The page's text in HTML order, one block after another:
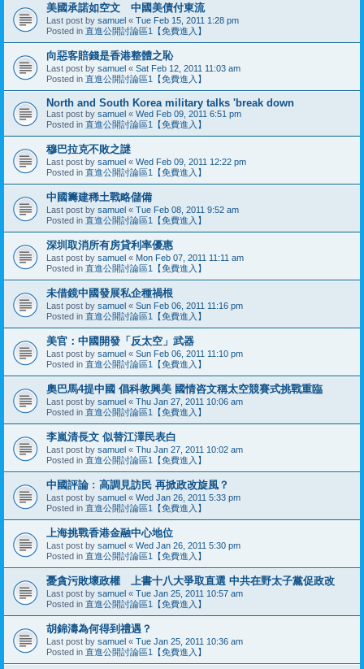
美國承諾如空文 中國美債付東流
Last post by samuel « Tue Feb 15, 2011 1:28 pm
Posted in 直進公開討論區1【免費進入】
向惡客賠錢是香港整體之恥
Last post by samuel « Sat Feb 12, 2011 11:03 am
Posted in 直進公開討論區1【免費進入】
North and South Korea military talks 'break down
Last post by samuel « Wed Feb 09, 2011 6:51 pm
Posted in 直進公開討論區1【免費進入】
穆巴拉克不敗之謎
Last post by samuel « Wed Feb 09, 2011 12:22 pm
Posted in 直進公開討論區1【免費進入】
中國籌建稀土戰略儲備
Last post by samuel « Tue Feb 08, 2011 9:52 am
Posted in 直進公開討論區1【免費進入】
深圳取消所有房貸利率優惠
Last post by samuel « Mon Feb 07, 2011 11:11 am
Posted in 直進公開討論區1【免費進入】
未借鏡中國發展私企種禍根
Last post by samuel « Sun Feb 06, 2011 11:16 pm
Posted in 直進公開討論區1【免費進入】
美官：中國開發「反太空」武器
Last post by samuel « Sun Feb 06, 2011 11:10 pm
Posted in 直進公開討論區1【免費進入】
奧巴馬4提中國 倡科教興美 國情咨文稱太空競賽式挑戰重臨
Last post by samuel « Thu Jan 27, 2011 10:06 am
Posted in 直進公開討論區1【免費進入】
李嵐清長文 似替江澤民表白
Last post by samuel « Thu Jan 27, 2011 10:02 am
Posted in 直進公開討論區1【免費進入】
中國評論﹕高調見訪民 再掀政改旋風？
Last post by samuel « Wed Jan 26, 2011 5:33 pm
Posted in 直進公開討論區1【免費進入】
上海挑戰香港金融中心地位
Last post by samuel « Wed Jan 26, 2011 5:30 pm
Posted in 直進公開討論區1【免費進入】
憂貪污敗壞政權 上書十八大爭取直選 中共在野太子黨促政改
Last post by samuel « Tue Jan 25, 2011 10:57 am
Posted in 直進公開討論區1【免費進入】
胡錦濤為何得到禮遇？
Last post by samuel « Tue Jan 25, 2011 10:36 am
Posted in 直進公開討論區1【免費進入】